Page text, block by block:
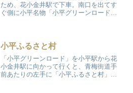
ため、花小金井駅で下車。南口を出てす
ぐ側に小平名物「小平グリーンロード」
を結ぶ小平市を一周する緑...
小平ふるさと村
「小平グリーンロード」を小平駅から花
小金井駅に向かって行くと、青梅街道手
前あたりの左手に「小平ふるさと村」が